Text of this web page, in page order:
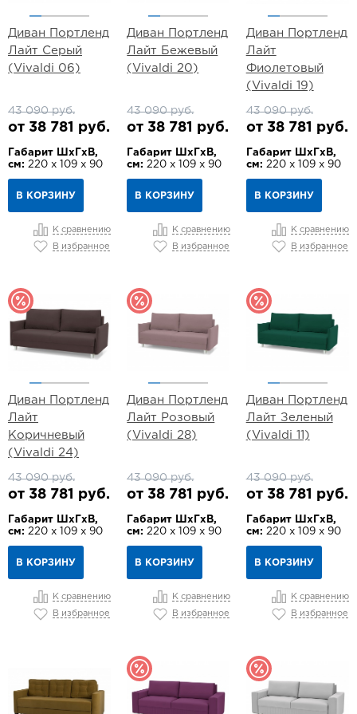
Диван Портленд
Лайт Серый
(Vivaldi 06)
43 090 руб.
от 38 781 руб.
Габарит ШхГхВ,
см: 220 х 109 х 90
В КОРЗИНУ
К сравнению
В избранное
Диван Портленд
Лайт Бежевый
(Vivaldi 20)
43 090 руб.
от 38 781 руб.
Габарит ШхГхВ,
см: 220 х 109 х 90
В КОРЗИНУ
К сравнению
В избранное
Диван Портленд
Лайт
Фиолетовый
(Vivaldi 19)
43 090 руб.
от 38 781 руб.
Габарит ШхГхВ,
см: 220 х 109 х 90
В КОРЗИНУ
К сравнению
В избранное
Диван Портленд
Лайт
Коричневый
(Vivaldi 24)
43 090 руб.
от 38 781 руб.
Габарит ШхГхВ,
см: 220 х 109 х 90
В КОРЗИНУ
К сравнению
В избранное
Диван Портленд
Лайт Розовый
(Vivaldi 28)
43 090 руб.
от 38 781 руб.
Габарит ШхГхВ,
см: 220 х 109 х 90
В КОРЗИНУ
К сравнению
В избранное
Диван Портленд
Лайт Зеленый
(Vivaldi 11)
43 090 руб.
от 38 781 руб.
Габарит ШхГхВ,
см: 220 х 109 х 90
В КОРЗИНУ
К сравнению
В избранное